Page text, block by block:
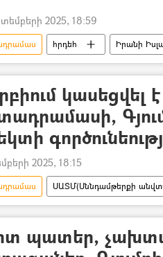
2025, 18:59
հրդեհ Իրանի
կասեցվել
2025, 18:15
ՍԱՏՄ(Սննդամթերքի
պատեր,